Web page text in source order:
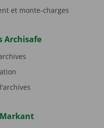
et monte-charges
Archisafe